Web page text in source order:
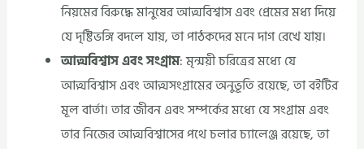
নিয়মের বিরুদ্ধে মানুষের আত্মবিশ্বাস এবং প্রেমের মধ্য দিয়ে
যে দৃষ্টিভঙ্গি বদলে যায়, তা পাঠকদের মনে দাগ রেখে যায়।
আত্মবিশ্বাস এবং সংগ্রাম: মৃন্ময়ী চরিত্রের মধ্যে যে
আত্মবিশ্বাস এবং আত্মসংগ্রামের অনুভূতি রয়েছে, তা বইটির
মূল বার্তা। তার জীবন এবং সম্পর্কের মধ্যে যে সংগ্রাম এবং
তার নিজের আত্মবিশ্বাসের পথে চলার চ্যালেঞ্জ রয়েছে, তা